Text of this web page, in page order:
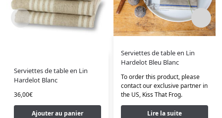
Serviettes de table en Lin
Hardelot Blanc
36,00€
Ajouter au panier
Serviettes de table en Lin
Hardelot Bleu Blanc
To order this product, please
contact our exclusive partner in
the US, Kiss That Frog.
Lire la suite